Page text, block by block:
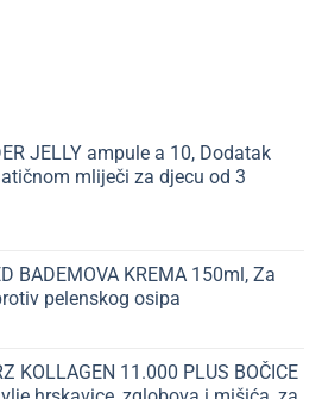
JELLY ampule a 10, Dodatak
mliječi za djecu od 3
BADEMOVA KREMA 150ml, Za
pelenskog osipa
KOLLAGEN 11.000 PLUS BOČICE